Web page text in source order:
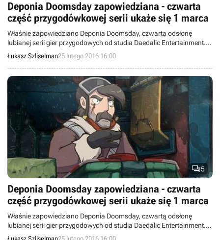
Deponia Doomsday zapowiedziana - czwarta
część przygodówkowej serii ukaże się 1 marca
Właśnie zapowiedziano Deponia Doomsday, czwartą odsłonę
lubianej serii gier przygodowych od studia Daedalic Entertainment.
Zadebiutuje ona 1 marca 2016 roku na PC, a jakiś czas później trafi
również na konsole PlayStation 4 i Xbox One. Ujawniono też, że
dotychczasowe trzy odsłony serii Deponia sprzedały się w 2,2
miliona kopii.
Łukasz Szliselman25 lutego 2016 16:00
5
Deponia Doomsday zapowiedziana - czwarta
część przygodówkowej serii ukaże się 1 marca
Właśnie zapowiedziano Deponia Doomsday, czwartą odsłonę
lubianej serii gier przygodowych od studia Daedalic Entertainment.
Zadebiutuje ona 1 marca 2016 roku na PC, a jakiś czas później trafi